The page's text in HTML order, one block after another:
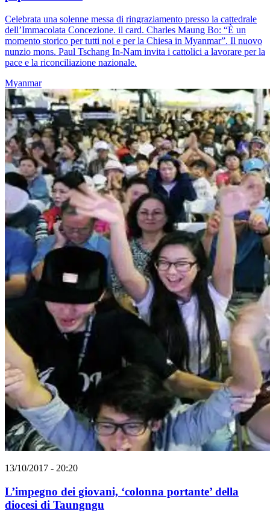
Celebrata una solenne messa di ringraziamento presso la cattedrale
dell’Immacolata Concezione. il card. Charles Maung Bo: “È un
momento storico per tutti noi e per la Chiesa in Myanmar”. Il nuovo
nunzio mons. Paul Tschang In-Nam invita i cattolici a lavorare per la
pace e la riconciliazione nazionale.
Myanmar
13/10/2017 - 20:20
L’impegno dei giovani, ‘colonna portante’ della
diocesi di Taungngu